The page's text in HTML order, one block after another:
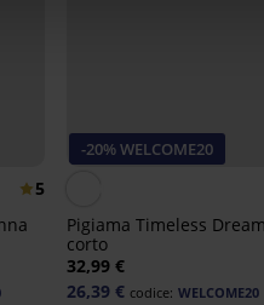
5
-20% WELCOME20
Pigiama Timeless Dream
corto
32,99 €
26,39 € codice: WELCOME20